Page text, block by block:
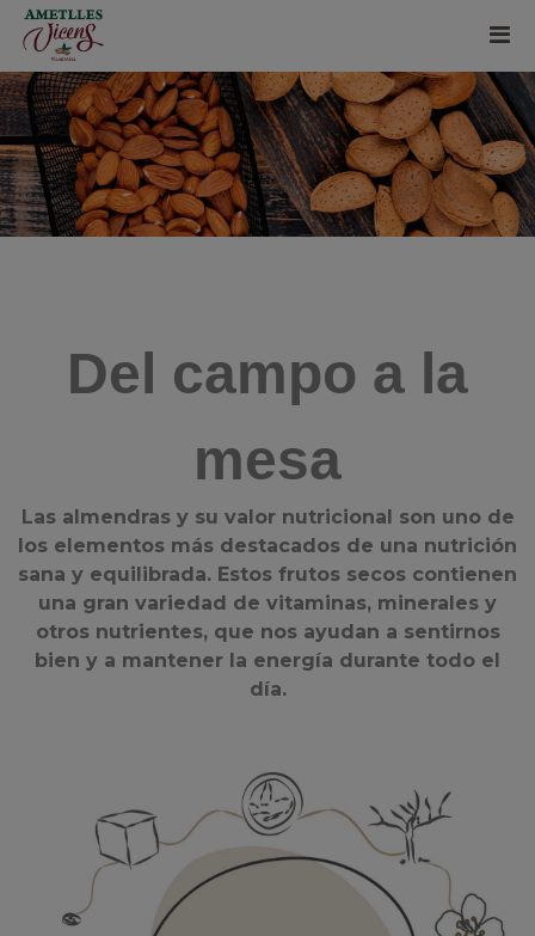
Del campo a la
mesa
Las almendras y su valor nutricional son uno de
los elementos más destacados de una nutrición
sana y equilibrada. Estos frutos secos contienen
una gran variedad de vitaminas, minerales y
otros nutrientes, que nos ayudan a sentirnos
bien y a mantener la energía durante todo el
día.